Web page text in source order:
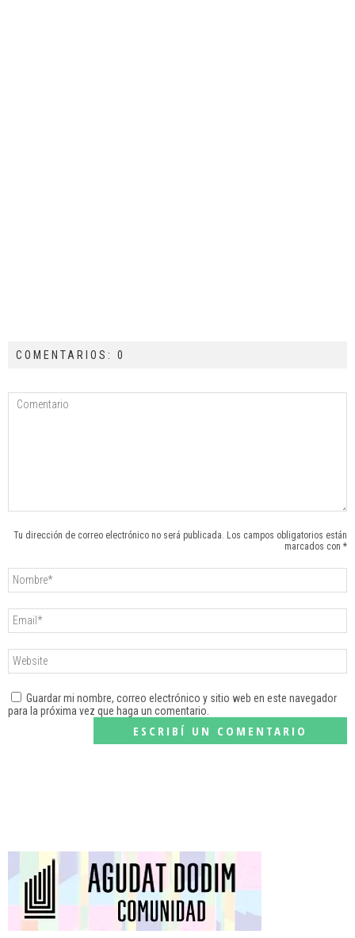
COMENTARIOS: 0
Tu dirección de correo electrónico no será publicada. Los campos obligatorios están
marcados con *
Guardar mi nombre, correo electrónico y sitio web en este navegador
para la próxima vez que haga un comentario.